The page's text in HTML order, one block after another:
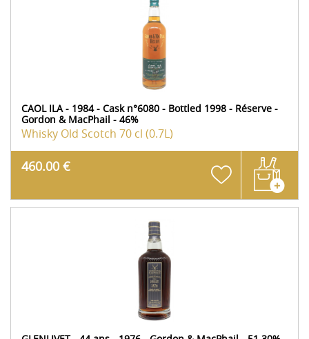
CAOL ILA - 1984 - Cask n°6080 - Bottled 1998 - Réserve -
Gordon & MacPhail - 46%
Whisky Old Scotch 70 cl (0.7L)
460.00 €